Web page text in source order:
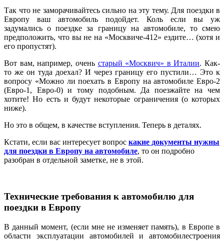
Так что не заморачивайтесь сильно на эту тему. Для поездки в
Европу ваш автомобиль подойдет. Коль если вы уж
задумались о поездке за границу на автомобиле, то смею
предположить, что вы не на «Москвиче-412» ездите… (хотя и
его пропустят).
Вот вам, например, очень старый «Москвич» в Италии. Как-
то же он туда доехал? И через границу его пустили… Это к
вопросу «Можно ли поехать в Европу на автомобиле Евро-2
(Евро-1, Евро-0) и тому подобным. Да поезжайте на чем
хотите! Но есть и будут некоторые ограничения (о которых
ниже).
Но это в общем, в качестве вступления. Теперь в деталях.
Кстати, если вас интересует вопрос какие документы нужны
для поездки в Европу на автомобиле, то он подробно
разобран в отдельной заметке, не в этой.
Технические требования к автомобилю для
поездки в Европу
В данный момент, (если мне не изменяет память), в Европе в
области эксплуатации автомобилей и автомобилестроения